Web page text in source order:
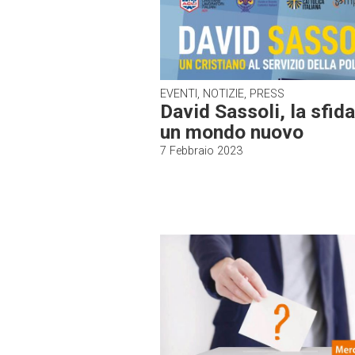
EVENTI, NOTIZIE, PRESS
David Sassoli, la
un mondo nuovo
7 Febbraio 2023